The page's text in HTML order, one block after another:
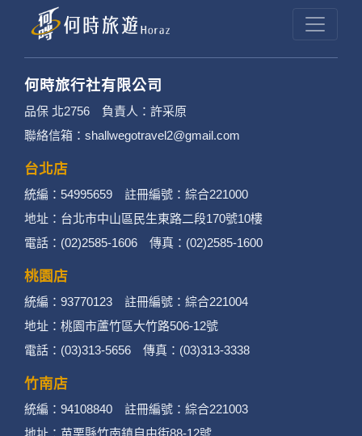
何時旅行社有限公司
品保 北2756 負責人：許采原
聯絡信箱：shallwegotravel2@gmail.com
台北店
統編：54995659 註冊編號：綜合221000
地址：台北市中山區民生東路二段170號10樓
電話：(02)2585-1606 傳真：(02)2585-1600
桃園店
統編：93770123 註冊編號：綜合221004
地址：桃園市蘆竹區大竹路506-12號
電話：(03)313-5656 傳真：(03)313-3338
竹南店
統編：94108840 註冊編號：綜合221003